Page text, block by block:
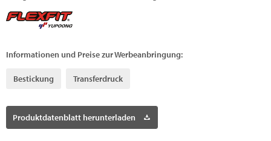
Informationen und Preise zur Werbeanbringung:
Bestickung Transferdruck
Produktdatenblatt herunterladen